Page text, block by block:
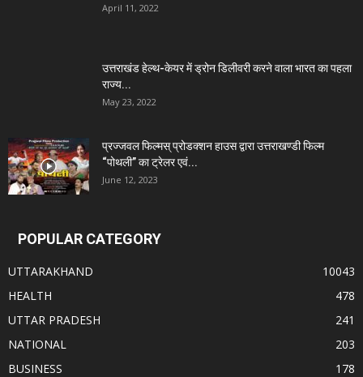
April 11, 2022
उत्तराखंड हेल्थ-केयर में ड्रोन डिलीवरी करने वाला भारत का पहला
राज्य...
May 23, 2022
प्रज्जवल फिल्मस् प्रोडक्शन हाउस द्वारा उत्तराखण्डी फिल्म
“पोथली” का ट्रेलर एवं...
June 12, 2023
POPULAR CATEGORY
UTTARAKHAND
10043
HEALTH
478
UTTAR PRADESH
241
NATIONAL
203
BUSINESS
178